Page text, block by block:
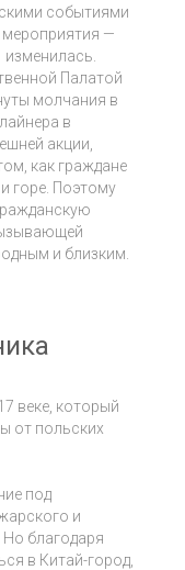
событиями
—
Палатой
молчания в
в
акции,
как граждане
горе. Поэтому
и близким.
веке, который
от польских
под
и
благодаря
в Китай-город,